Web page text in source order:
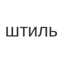
штиль